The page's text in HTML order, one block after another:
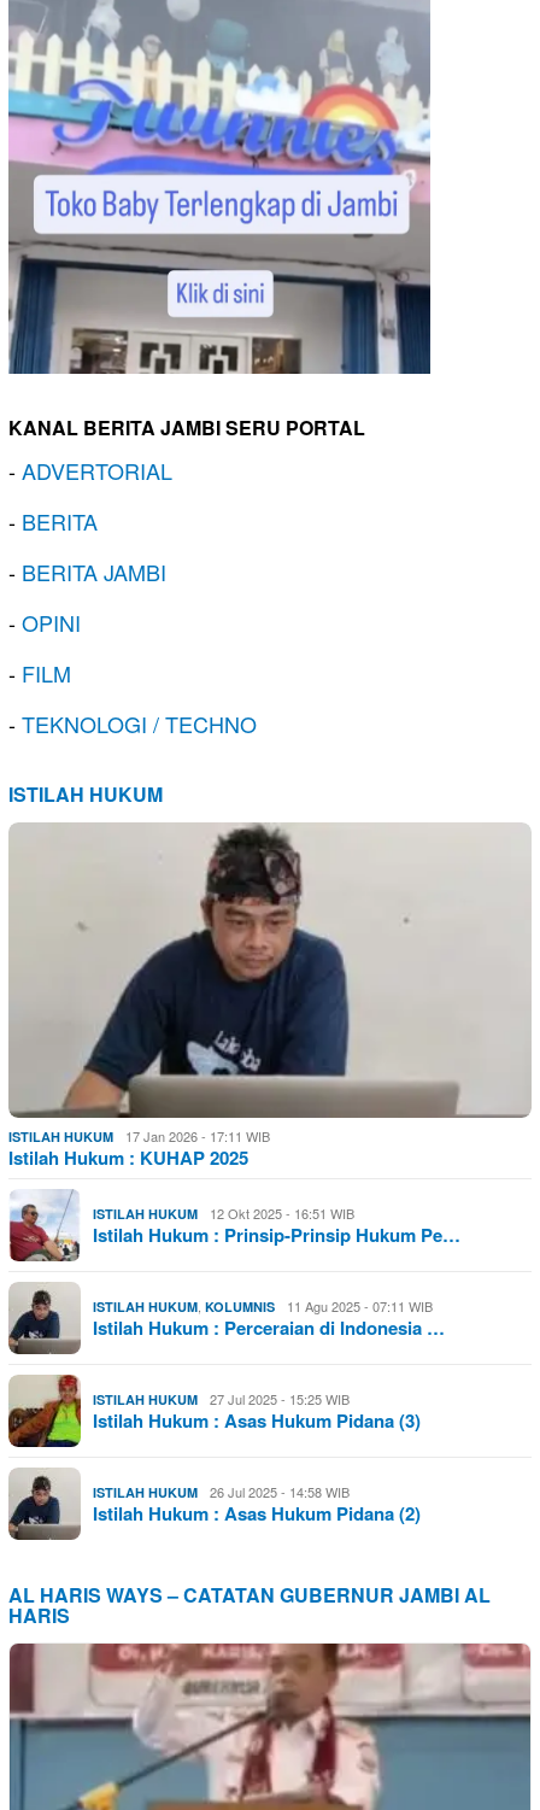
KANAL BERITA JAMBI SERU PORTAL
-ADVERTORIAL
- BERITA
- BERITA JAMBI
-OPINI
- FILM
-TEKNOLOGI / TECHNO
ISTILAH HUKUM
ISTILAH HUKUM 17 Jan 2026 - 17:11 WIB
Istilah Hukum : KUHAP 2025
ISTILAH HUKUM 12 Okt 2025 - 16:51 WIB
Istilah Hukum : Prinsip-Prinsip Hukum Pe…
ISTILAH HUKUM, KOLUMNIS 11 Agu 2025 - 07:11 WIB
Istilah Hukum : Perceraian di Indonesia …
ISTILAH HUKUM 27 Jul 2025 - 15:25 WIB
Istilah Hukum : Asas Hukum Pidana (3)
ISTILAH HUKUM 26 Jul 2025 - 14:58 WIB
Istilah Hukum : Asas Hukum Pidana (2)
AL HARIS WAYS – CATATAN GUBERNUR JAMBI AL
HARIS